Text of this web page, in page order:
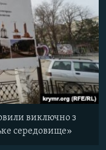
виключно з
середовище»